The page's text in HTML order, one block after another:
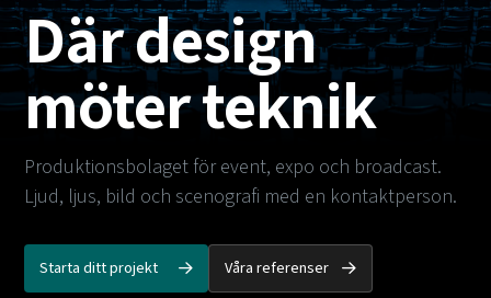
Där design
möter teknik
Produktionsbolaget för event, expo och broadcast.
Ljud, ljus, bild och scenografi med en kontaktperson.
Starta ditt projekt Våra referenser